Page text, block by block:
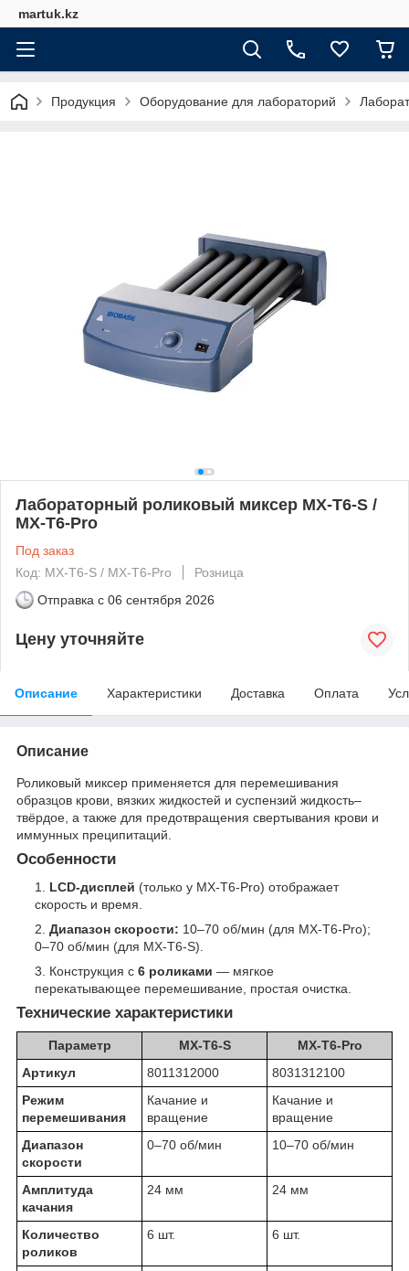
martuk.kz
Продукция Оборудование для лабораторий
Лабораторный роликовый миксер MX-T6-S /
MX-T6-Pro
Под заказ
Код: MX-T6-S / MX-T6-Pro
Розница
Отправка с 06 сентября 2026
Цену уточняйте
Описание Характеристики Доставка Оплата
Описание
Роликовый миксер применяется для перемешивания
образцов крови, вязких жидкостей и суспензий жидкость–
твёрдое, а также для предотвращения свертывания крови и
иммунных преципитаций.
Особенности
LCD-дисплей (только у MX-T6-Pro) отображает
скорость и время.
Диапазон скорости: 10–70 об/мин (для MX-T6-Pro);
0–70 об/мин (для MX-T6-S).
Конструкция с 6 роликами — мягкое
перекатывающее перемешивание, простая очистка.
Технические характеристики
Параметр MX-T6-S
MX-T6-Pro
Артикул
8011312000
8031312100
Режим
перемешивания
Качание и
вращение
Качание и
вращение
Диапазон
скорости
0–70 об/мин 10–70 об/мин
Амплитуда
качания
24 мм 24 мм
Количество
роликов
6 шт. 6 шт.